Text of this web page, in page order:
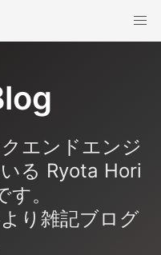
エンドエンジ
る Ryota Hori
。
り雑記ブログ